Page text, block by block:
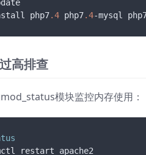
php7.4 php7.4-mysql
高排查
模块监控内存使用：